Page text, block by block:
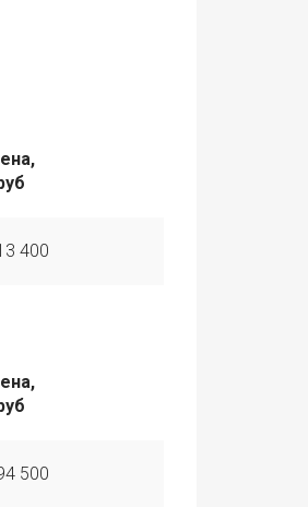
400
500